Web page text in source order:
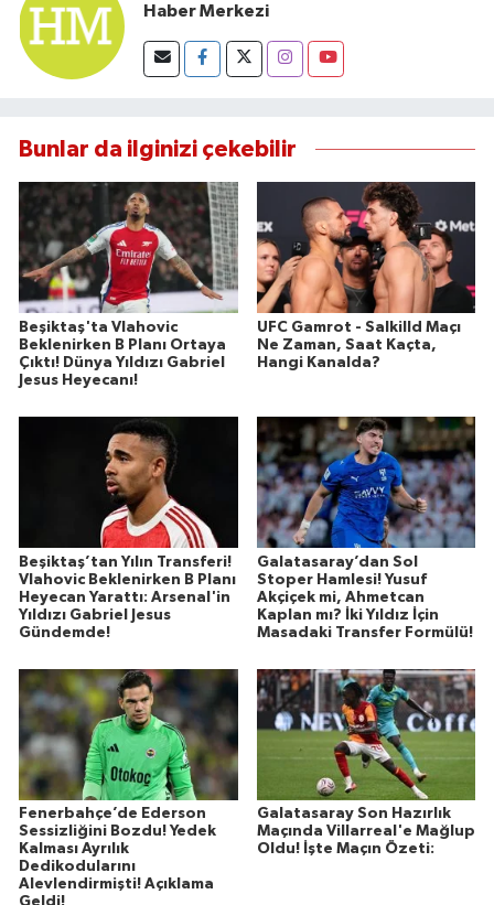
Haber Merkezi
Bunlar da ilginizi çekebilir
Beşiktaş'ta Vlahovic
Beklenirken B Planı Ortaya
Çıktı! Dünya Yıldızı Gabriel
Jesus Heyecanı!
UFC Gamrot - Salkilld Maçı
Ne Zaman, Saat Kaçta,
Hangi Kanalda?
Beşiktaş’tan Yılın Transferi!
Vlahovic Beklenirken B Planı
Heyecan Yarattı: Arsenal'in
Yıldızı Gabriel Jesus
Gündemde!
Galatasaray’dan Sol
Stoper Hamlesi! Yusuf
Akçiçek mi, Ahmetcan
Kaplan mı? İki Yıldız İçin
Masadaki Transfer Formülü!
Fenerbahçe’de Ederson
Sessizliğini Bozdu! Yedek
Kalması Ayrılık
Dedikodularını
Alevlendirmişti! Açıklama
Galatasaray Son Hazırlık
Maçında Villarreal'e Mağlup
Oldu! İşte Maçın Özeti:
TEKNOLOJİ
TÜRKİYE
VİZYONDAKİLER
YAŞAM